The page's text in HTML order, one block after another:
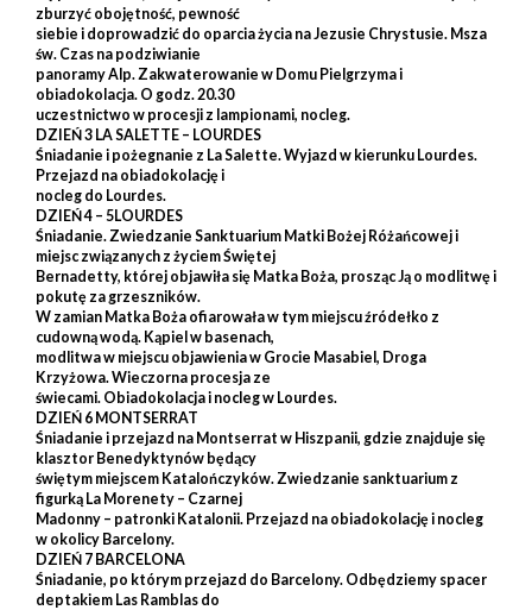
zburzyć obojętność, pewność
siebie i doprowadzić do oparcia życia na Jezusie Chrystusie. Msza
św. Czas na podziwianie
panoramy Alp. Zakwaterowanie w Domu Pielgrzyma i
obiadokolacja. O godz. 20.30
uczestnictwo w procesji z lampionami, nocleg.
DZIEŃ 3 LA SALETTE – LOURDES
Śniadanie i pożegnanie z La Salette. Wyjazd w kierunku Lourdes.
Przejazd na obiadokolację i
nocleg do Lourdes.
DZIEŃ 4 – 5LOURDES
Śniadanie. Zwiedzanie Sanktuarium Matki Bożej Różańcowej i
miejsc związanych z życiem Świętej
Bernadetty, której objawiła się Matka Boża, prosząc Ją o modlitwę i
pokutę za grzeszników.
W zamian Matka Boża ofiarowała w tym miejscu źródełko z
cudowną wodą. Kąpiel w basenach,
modlitwa w miejscu objawienia w Grocie Masabiel, Droga
Krzyżowa. Wieczorna procesja ze
świecami. Obiadokolacja i nocleg w Lourdes.
DZIEŃ 6 MONTSERRAT
Śniadanie i przejazd na Montserrat w Hiszpanii, gdzie znajduje się
klasztor Benedyktynów będący
świętym miejscem Katalończyków. Zwiedzanie sanktuarium z
figurką La Morenety – Czarnej
Madonny – patronki Katalonii. Przejazd na obiadokolację i nocleg
w okolicy Barcelony.
DZIEŃ 7 BARCELONA
Śniadanie, po którym przejazd do Barcelony. Odbędziemy spacer
deptakiem Las Ramblas do